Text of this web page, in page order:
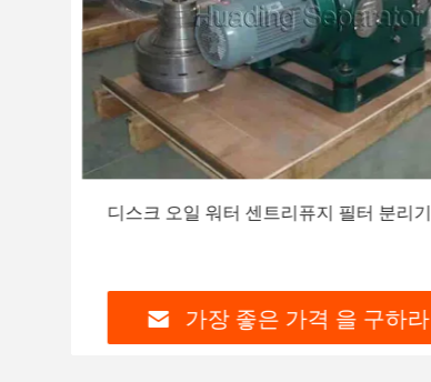
디스크 오일 워터 센트리퓨지 필터 분리
가장 좋은 가격 을 구하라